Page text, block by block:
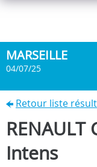
MARSEILLE
04/07/25
Retour liste
RENAULT
Intens